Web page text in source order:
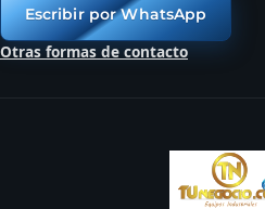
Escribir por WhatsApp
Otras formas de contacto